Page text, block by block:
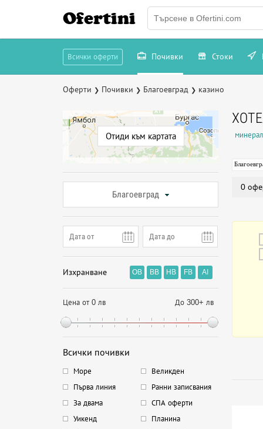
Ofertini
Всички оферти Почивки Стоки
Оферти ❯ Почивки ❯ Благоевград ❯ казино
Отиди към картата
Благоевград
Изхранване OB BB HB FB AI
Цена от 0 лв До 300+ лв
Всички почивки
Море
Великден
Първа линия
Ранни записвания
За двама
СПА оферти
Уикенд
Планина
0